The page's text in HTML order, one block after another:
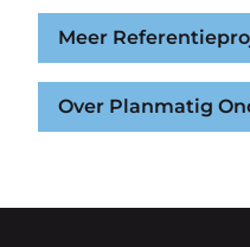
Meer
Over Planmatig